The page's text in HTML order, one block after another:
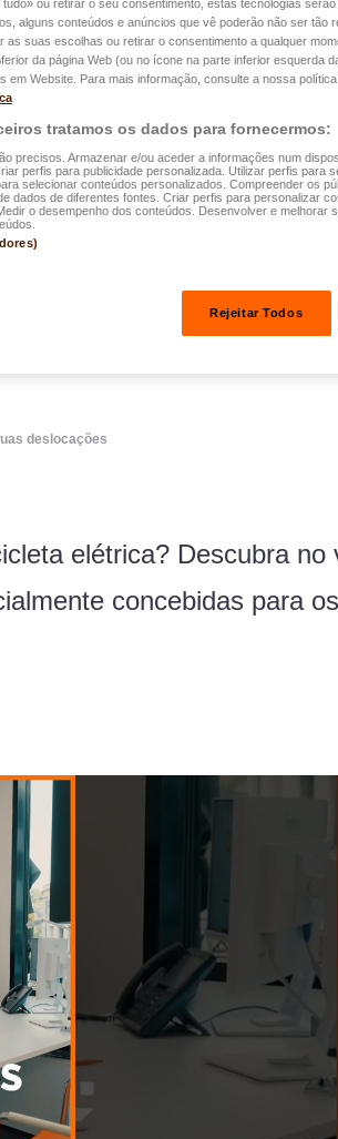
deslocações
elétrica? Descubra
concebidas para
ou retirar o seu consentimento, estas tecnologias
alguns conteúdos e anúncios que vê poderão não ser tão
as suas escolhas ou retirar o consentimento a qualquer
da página Web (ou no ícone na parte inferior esquerda
em Website. Para mais informação, consulte a nossa política
tratamos os dados para fornecermos:
precisos. Armazenar e/ou aceder a informações num
perfis para publicidade personalizada. Utilizar perfis para
selecionar conteúdos personalizados. Compreender os
dados de diferentes fontes. Criar perfis para personalizar
o desempenho dos conteúdos. Desenvolver e melhorar
Rejeitar Todos